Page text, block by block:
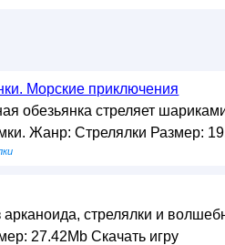
Морские приключения
обезьянка стреляет
Жанр: Стрелялки Размер:
стрелялки и
27.42Mb Скачать игру